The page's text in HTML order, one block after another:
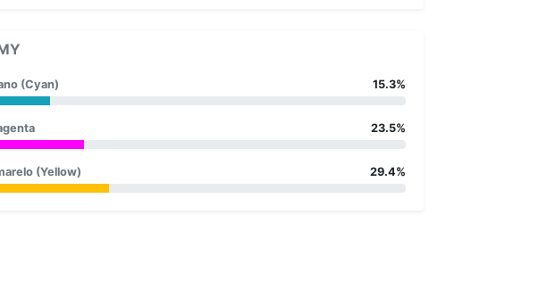
(Cyan) 15.3%
23.5%
(Yellow) 29.4%